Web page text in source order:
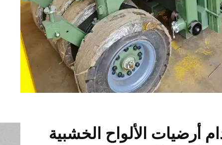
أرضيات الألواح الخشبية